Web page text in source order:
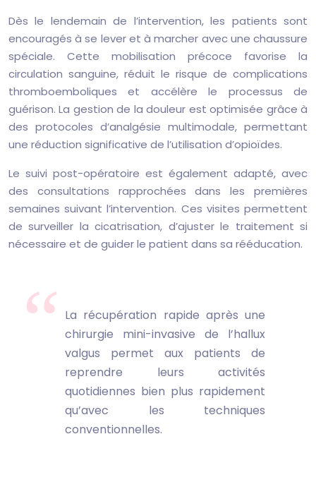
Dès le lendemain de l’intervention, les patients sont
encouragés à se lever et à marcher avec une chaussure
spéciale. Cette mobilisation précoce favorise la
circulation sanguine, réduit le risque de complications
thromboemboliques et accélère le processus de
guérison. La gestion de la douleur est optimisée grâce à
des protocoles d’analgésie multimodale, permettant
une réduction significative de l’utilisation d’opioïdes.
Le suivi post-opératoire est également adapté, avec
des consultations rapprochées dans les premières
semaines suivant l’intervention. Ces visites permettent
de surveiller la cicatrisation, d’ajuster le traitement si
nécessaire et de guider le patient dans sa rééducation.
La récupération rapide après une
chirurgie mini-invasive de l’hallux
valgus permet aux patients de
reprendre leurs activités
quotidiennes bien plus rapidement
qu’avec les techniques
conventionnelles.